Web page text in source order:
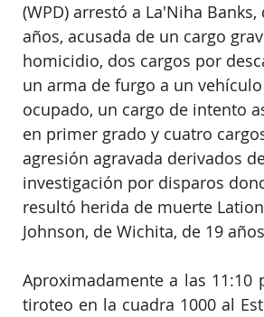
(WPD) arrestó a La'Niha Banks,
años, acusada de un cargo
homicidio, dos cargos por
un arma de furgo a un vehículo
ocupado, un cargo de intento
en primer grado y cuatro
agresión agravada derivados
investigación por disparos
resultó herida de muerte
Johnson, de Wichita, de 19
Aproximadamente a las
tiroteo en la cuadra 1000 al